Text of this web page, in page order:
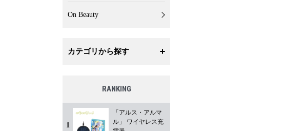
On Beauty
カテゴリから探す
RANKING
1
「アルス・アルマ
ル」 ワイヤレス充